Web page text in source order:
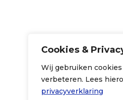
Cookies &
Wij gebruiken
verbeteren. Lees
privacyverklaring